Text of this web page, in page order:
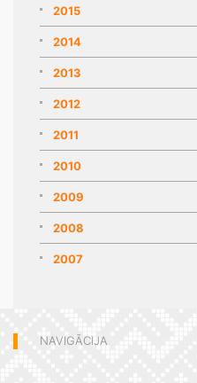
2015
2014
2013
2012
2011
2010
2009
2008
2007
NAVIGĀCIJA